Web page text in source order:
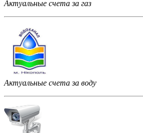
Актуальные счета за газ
Актуальные счета за воду